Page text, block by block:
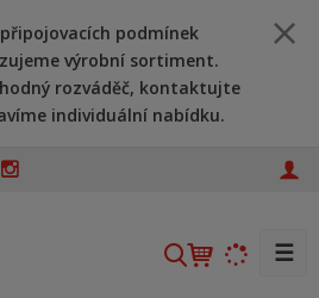
podmínek
výrobní sortiment.
rozváděč, kontaktujte
individuální nabídku.
V
☰